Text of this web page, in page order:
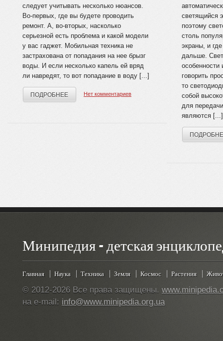
следует учитывать несколько нюансов.
Во-первых, где вы будете проводить
ремонт. А, во-вторых, насколько
серьезной есть проблема и какой модели
у вас гаджет. Мобильная техника не
застрахована от попадания на нее брызг
воды. И если несколько капель ей вряд
ли навредят, то вот попадание в воду [...]
ПОДРОБНЕЕ Нет комментариев
светящийся
поэтому
столь
экраны, и
дальше.
говорить
то
собой
для
являются [...]
Минипедия - детская
Главная Наука Техника Земля Космос Растения
© 2012-2026 Все права защищены.
на e-mail: info@www.minipedia.org.ua